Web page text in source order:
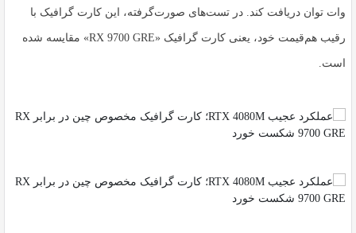
وات توان دریافت کند. در تست‌های صورت‌گرفته، این کارت گرافیک با
رقیب هم‌قیمت خود، یعنی کارت گرافیک «RX 9700 GRE» مقایسه شده
است.